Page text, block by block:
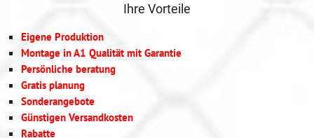
Ihre Vorteile
Eigene Produktion
Montage in A1 Qualität mit Garantie
Persönliche beratung
Gratis planung
Sonderangebote
Günstigen Versandkosten
Rabatte